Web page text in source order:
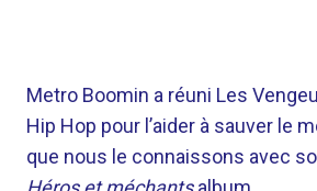
Metro Boomin a réuni Les
Hip Hop pour l’aider à sauver le
que nous le connaissons avec